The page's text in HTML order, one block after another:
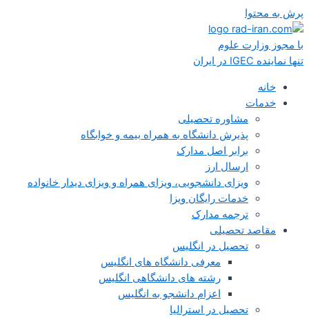
پرش به محتوا
با مجوز وزارت علوم
تنها نماینده IGEC در ایران
خانه
خدمات
مشاوره تحصیلی
پذیرش دانشگاه به همراه بیمه و خوابگاه
برابر اصل مدارک
ارسال ارز
ویزای دانشجویی، ویزای همراه و ویزای دیدار خانواده
خدمات رایگان ویزا
ترجمه مدارک
مقاصد تحصیلی
تحصیل در انگلیس
معرفی دانشگاه های انگلیس
رشته های دانشگاهی انگلیس
اعزام دانشجو به انگلیس
تحصیل در استرالیا